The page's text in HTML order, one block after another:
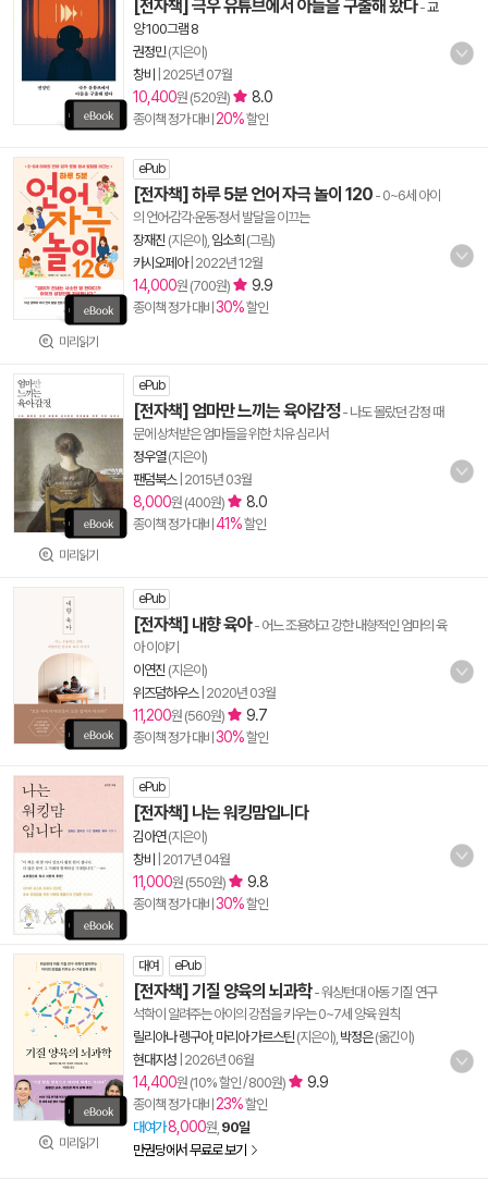
[전자책] 극우 유튜브에서 아들을 구출해 왔다-교
양 100그램 8
권정민(지은이)
창비
2025년 07월
10,400원 (520원) 8.0
종이책 정가 대비 20%할인
미리읽기
ePub
[전자책] 하루 5분 언어 자극 놀이 120 - 0~6세 아이
의 언어·감각·운동·정서 발달을 이끄는
장재진 (지은이), 임소희 (그림)
카시오페아| 2022년 12월
14,000원 (700원) 9.9
종이책 정가 대비 30%할인
미리읽기
ePub
[전자책] 엄마만 느끼는 육아감정- 나도 몰랐던 감정 때
문에 상처받은 엄마들을 위한 치유 심리서
정우열(지은이)
팬덤북스| 2015년 03월
8,000원 (400원) 8.0
종이책 정가 대비 41%할인
ePub
[전자책] 내향 육아- 어느 조용하고 강한 내향적인 엄마의 육
아 이야기
이연진 (지은이)
위즈덤하우스| 2020년 03월
11,200원 (560원) 9.7
종이책 정가 대비 30%할인
ePub
[전자책] 나는 워킹맘입니다
김아연(지은이)
창비
2017년 04월
11,000원 (550원) 9.8
종이책 정가 대비 30%할인
미리읽기
대여 ePub
[전자책] 기질 양육의 뇌과학- 워싱턴대 아동 기질 연구
석학이 알려주는 아이의 강점을 키우는 0~7세 양육 원칙
릴리아나 렝구아, 마리아 가르스틴 (지은이), 박정은(옮긴이)
현대지성 2026년 06월
14,400원 (10% 할인 / 800원) 9.9
종이책 정가 대비 23%할인
대여가8,000원, 90일
만권당에서 무료로 보기